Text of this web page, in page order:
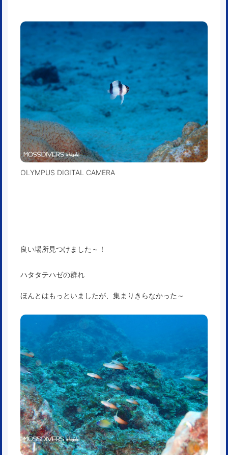
OLYMPUS DIGITAL CAMERA
良い場所見つけました～！
ハタタテハゼの群れ
ほんとはもっといましたが、集まりきらなかった～